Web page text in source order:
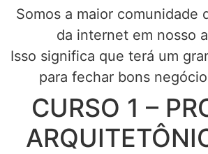
Somos a maior comunidade
da internet em nosso
Isso significa que terá um
para fechar bons
CURSO 1 –